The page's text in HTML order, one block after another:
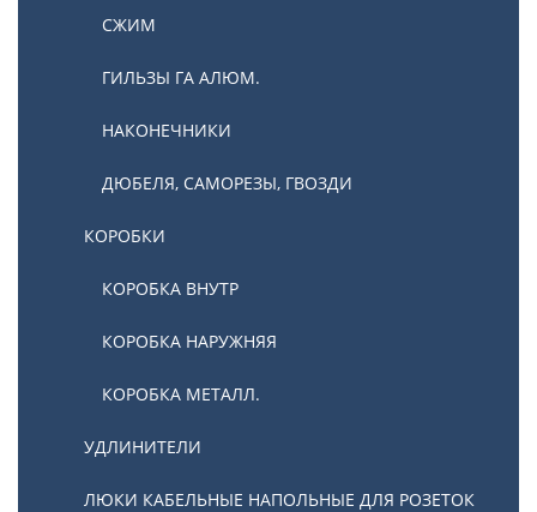
СЖИМ
ГИЛЬЗЫ ГА АЛЮМ.
НАКОНЕЧНИКИ
ДЮБЕЛЯ, САМОРЕЗЫ, ГВОЗДИ
КОРОБКИ
КОРОБКА ВНУТР
КОРОБКА НАРУЖНЯЯ
КОРОБКА МЕТАЛЛ.
УДЛИНИТЕЛИ
ЛЮКИ КАБЕЛЬНЫЕ НАПОЛЬНЫЕ ДЛЯ РОЗЕТОК